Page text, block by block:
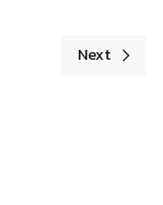
Next
Next